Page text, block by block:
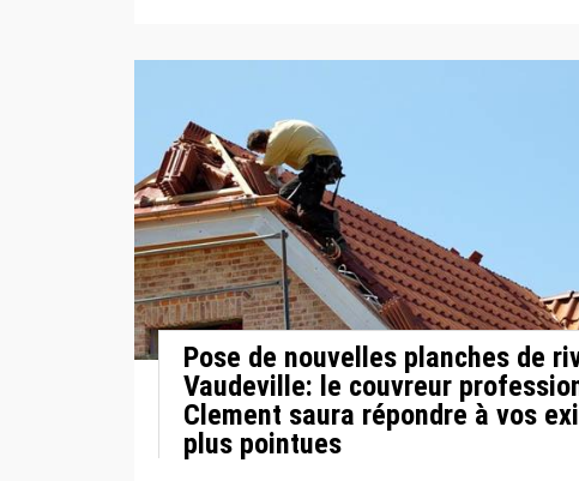
Pose de nouvelles planches de
Vaudeville: le couvreur
Clement saura répondre à vos
plus pointues